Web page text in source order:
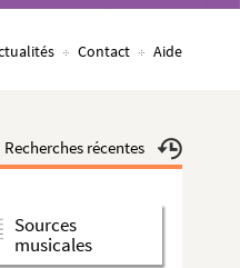
Contact Aide
Recherches récentes
Sources
musicales